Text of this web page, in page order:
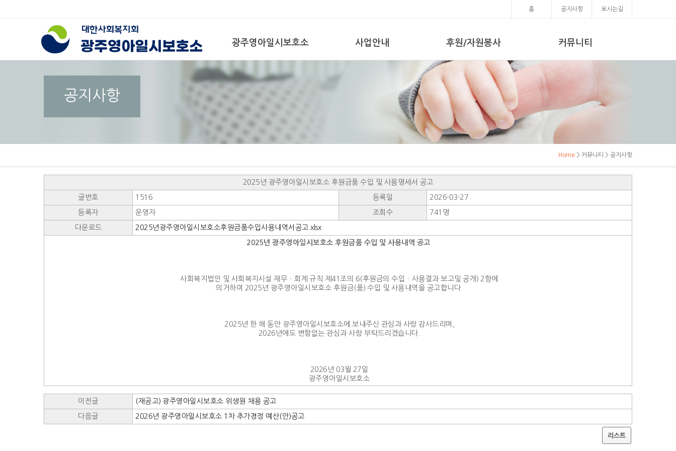
홈 공지사항 오시는길
광주영아일시보호소 사업안내 후원/자원봉사 커뮤니티
공지사항
Home > 커뮤니티 > 공지사항
2025년 광주영아일시보호소 후원금품 수입 및 사용명세서 공고
글번호 1516 등록일 2026-03-27
등록자 운영자 조회수 741명
다운로드 2025년광주영아일시보호소후원금품수입사용내역서공고.xlsx
2025년 광주영아일시보호소 후원금품 수입 및 사용내역 공고
사회복지법인 및 사회복지시설 재무ㆍ회계 규칙 제41조의 6(후원금의 수입ㆍ사용결과 보고및 공개) 2항에
의거하여 2025년 광주영아일시보호소 후원금(품) 수입 및 사용내역을 공고합니다.
2025년 한 해 동안 광주영아일시보호소에 보내주신 관심과 사랑 감사드리며,
2026년에도 변함없는 관심과 사랑 부탁드리겠습니다.
2026년 03월 27일
광주영아일시보호소
이전글 (재공고) 광주영아일시보호소 위생원 채용 공고
다음글 2026년 광주영아일시보호소 1차 추가경정 예산(안)공고
리스트